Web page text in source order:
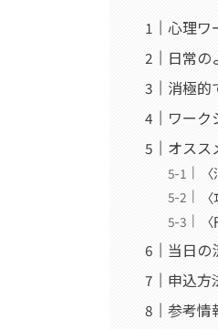
心理ワ
日常の
消極的
ワーク
オスス
当日の
申込方
参考情